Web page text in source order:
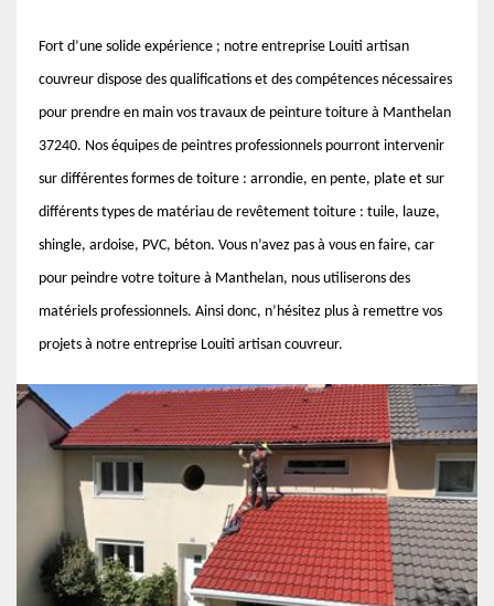
Fort d’une solide expérience ; notre entreprise Louiti artisan
couvreur dispose des qualifications et des compétences nécessaires
pour prendre en main vos travaux de peinture toiture à Manthelan
37240. Nos équipes de peintres professionnels pourront intervenir
sur différentes formes de toiture : arrondie, en pente, plate et sur
différents types de matériau de revêtement toiture : tuile, lauze,
shingle, ardoise, PVC, béton. Vous n’avez pas à vous en faire, car
pour peindre votre toiture à Manthelan, nous utiliserons des
matériels professionnels. Ainsi donc, n’hésitez plus à remettre vos
projets à notre entreprise Louiti artisan couvreur.